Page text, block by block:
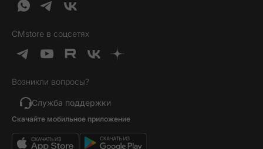
Гаджеты
Услуги и софт
Идеи подарков
Товары дня
Выгодные комплекты
Хиты продаж
Уценка
Кредит и рассрочка
О нас
CMstore в соцсетях
Возникли вопросы?
Служба поддержки
Скачайте мобильное приложение